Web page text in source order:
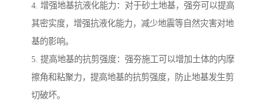
4. 增强地基抗液化能力：对于砂土地基，强夯可以提高
其密实度，增强抗液化能力，减少地震等自然灾害对地
基的影响。
5. 提高地基的抗剪强度：强夯施工可以增加土体的内摩
擦角和粘聚力，提高地基的抗剪强度，防止地基发生剪
切破坏。